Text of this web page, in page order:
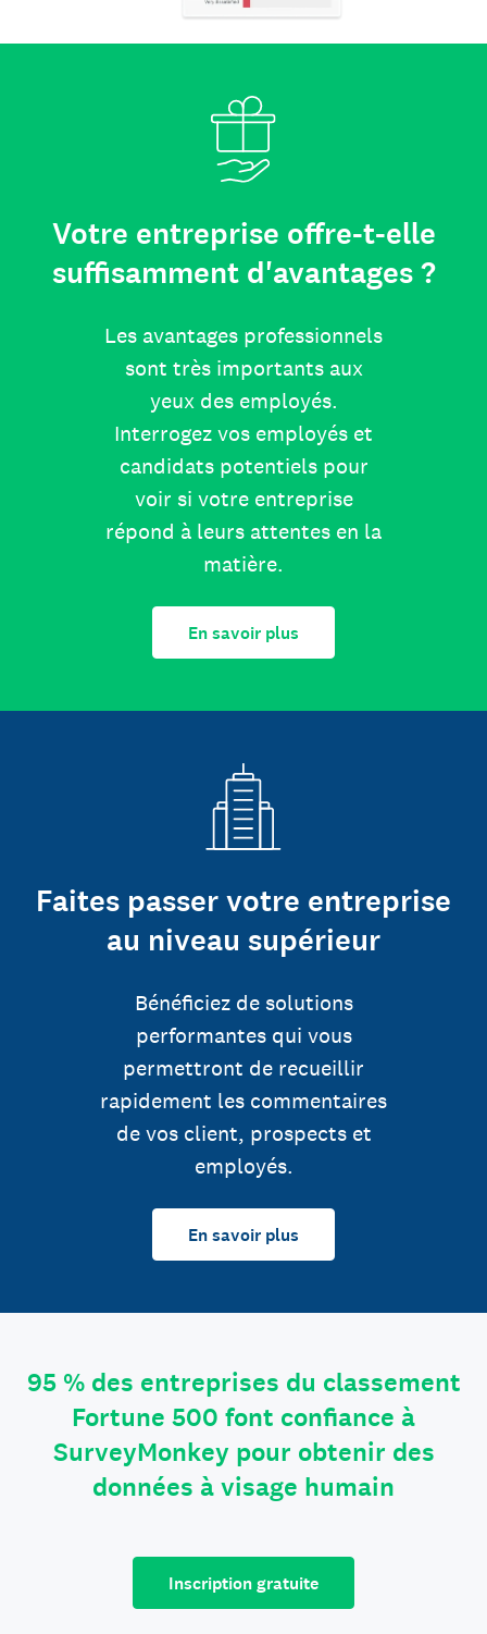
Votre entreprise offre-t-elle
suffisamment d'avantages ?
Les avantages professionnels
sont très importants aux
yeux des employés.
Interrogez vos employés et
candidats potentiels pour
voir si votre entreprise
répond à leurs attentes en la
matière.
En savoir plus
Faites passer votre entreprise
au niveau supérieur
Bénéficiez de solutions
performantes qui vous
permettront de recueillir
rapidement les commentaires
de vos client, prospects et
employés.
En savoir plus
95 % des entreprises du classement
Fortune 500 font confiance à
SurveyMonkey pour obtenir des
données à visage humain
Inscription gratuite